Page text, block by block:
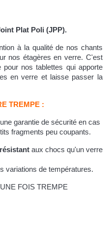
Plat Poli (JPP).
à la qualité de nos chants
nos étagères en verre. C'est
pour nos tablettes qui apporte
en verre et laisse passer la
TREMPE :
garantie de sécurité en cas
fragments peu coupants.
aux chocs qu'un verre
variations de températures.
FOIS TREMPE